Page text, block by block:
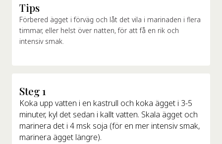
Tips
Förbered ägget i förväg och låt det vila i marinaden i flera
timmar, eller helst över natten, för att få en rik och
intensiv smak.
Steg 1
Koka upp vatten i en kastrull och koka ägget i 3-5
minuter, kyl det sedan i kallt vatten. Skala ägget och
marinera det i 4 msk soja (för en mer intensiv smak,
marinera ägget längre).